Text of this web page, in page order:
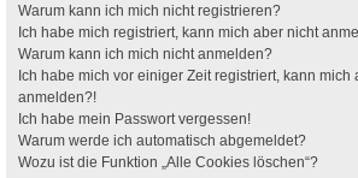
Warum kann ich mich nicht registrieren?
Ich habe mich registriert, kann mich aber nicht
Warum kann ich mich nicht anmelden?
Ich habe mich vor einiger Zeit registriert, kann mich
anmelden?!
Ich habe mein Passwort vergessen!
Warum werde ich automatisch abgemeldet?
Wozu ist die Funktion „Alle Cookies löschen“?